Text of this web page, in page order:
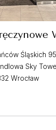
Śląskich 95
Sky
Wrocław